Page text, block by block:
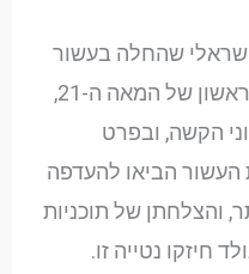
שהחלה בעשור
הקודם, אף התגברה בעשור הראשון של המאה ה-21,
הקשה, ובפרט
העשור הביאו להעדפה
והצלחתן של תוכניות
חיזקו נטייה זו.